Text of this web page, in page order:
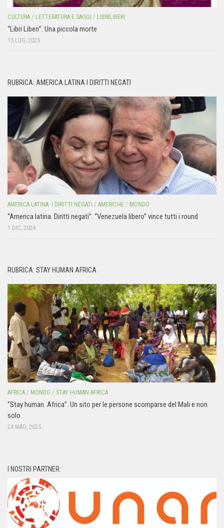
CULTURA / LETTERATURA E SAGGI / LIBRILIBERI
“Libri Liberi”. Una piccola morte
15 LUG, 2025
RUBRICA: AMERICA LATINA I DIRITTI NEGATI
AMERICA LATINA: I DIRITTI NEGATI / AMERICHE / MONDO
“America latina. Diritti negati”. “Venezuela libero” vince tutti i round
1 DIC, 2024
RUBRICA: STAY HUMAN AFRICA
AFRICA / MONDO / STAY HUMAN AFRICA
“Stay human. Africa”. Un sito per le persone scomparse del Mali e non
solo
24 MAG, 2025
I NOSTRI PARTNER: